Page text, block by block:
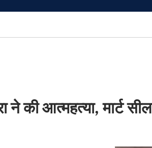
की आत्महत्या, मार्ट सील